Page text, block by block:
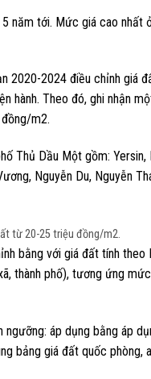
năm tới. Mức giá cao
2020-2024 điều chỉnh giá
hành. Theo đó, ghi nhận
m2.
Thủ Dầu Một gồm: Yersin,
Nguyễn Du, Nguyễn
từ 20-25 triệu đồng/m2.
bằng với giá đất tính
thành phố), tương ứng
áp dụng bằng áp
bảng giá đất quốc phòng,